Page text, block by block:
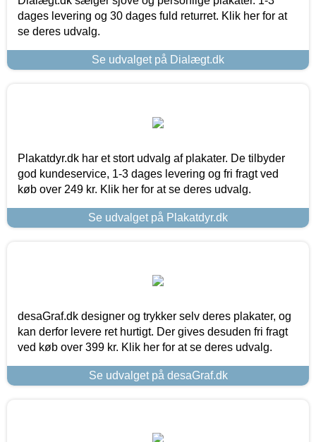
dages levering og 30 dages fuld returret. Klik her for at
se deres udvalg.
Se udvalget på Dialægt.dk
Plakatdyr.dk har et stort udvalg af plakater. De tilbyder
god kundeservice, 1-3 dages levering og fri fragt ved
køb over 249 kr. Klik her for at se deres udvalg.
Se udvalget på Plakatdyr.dk
desaGraf.dk designer og trykker selv deres plakater, og
kan derfor levere ret hurtigt. Der gives desuden fri fragt
ved køb over 399 kr. Klik her for at se deres udvalg.
Se udvalget på desaGraf.dk